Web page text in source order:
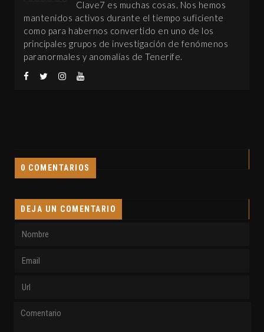
Clave7 es muchas cosas. Nos hemos
mantenidos activos durante el tiempo suficiente
como para habernos convertido en uno de los
principales grupos de investigación de fenómenos
paranormales y anomalías de Tenerife.
0 COMENTARIOS
DEJA UN COMENTARIO